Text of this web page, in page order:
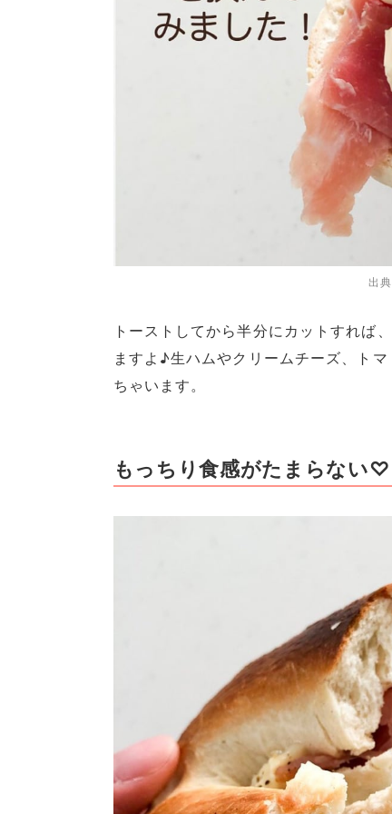
出
トーストしてから半分にカットすれば
ますよ♪生ハムやクリームチーズ、ト
ちゃいます。
もっちり食感がたまらない♡